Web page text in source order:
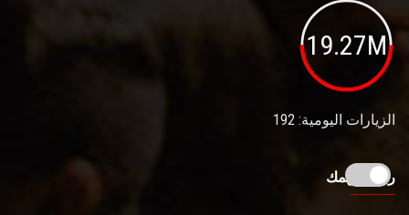
19.27M
الزيارات اليومية: 192
روابط تهمك